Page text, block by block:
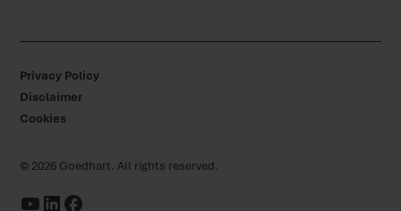
© 2026 Goedhart. All rights reserved.
Privacy Policy
Disclaimer
Cookies